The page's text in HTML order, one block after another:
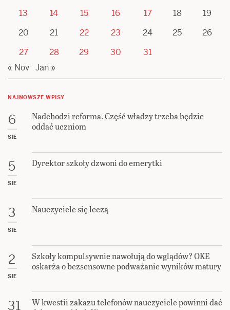
13
14 15 16 17 18
19
20
21 22 23 24 25
26
27
28 29 30
31
« Nov Jan »
NAJNOWSZE WPISY
6
SIE
Nadchodzi reforma. Część władzy trzeba będzie
oddać uczniom
5
SIE
Dyrektor szkoły dzwoni do emerytki
3
SIE
Nauczyciele się leczą
2
SIE
Szkoły kompulsywnie nawołują do wglądów? OKE
oskarża o bezsensowne podważanie wyników matury
31
W kwestii zakazu telefonów nauczyciele powinni dać